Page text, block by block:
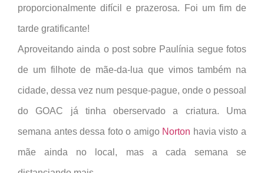
proporcionalmente difícil e prazerosa. Foi um fim de
tarde gratificante!
Aproveitando ainda o post sobre Paulínia segue fotos
de um filhote de mãe-da-lua que vimos também na
cidade, dessa vez num pesque-pague, onde o pessoal
do GOAC já tinha oberservado a criatura. Uma
semana antes dessa foto o amigo Norton havia visto a
mãe ainda no local, mas a cada semana se